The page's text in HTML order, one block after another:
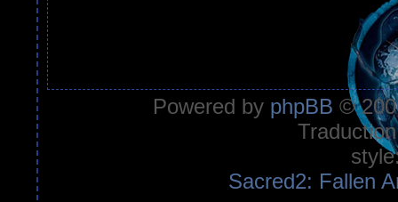
Powered by phpBB ©
Sacred2: Fallen